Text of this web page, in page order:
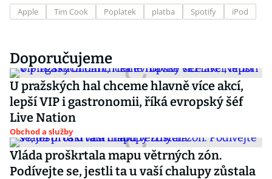
Apple Tim Cook Poplatek platba Spotify iPod
Doporučujeme
U pražských hal chceme hlavně více akcí,
lepší VIP i gastronomii, říká evropský šéf
Live Nation
Obchod a služby
Vláda proškrtala mapu větrných zón.
Podívejte se, jestli ta u vaší chalupy zůstala